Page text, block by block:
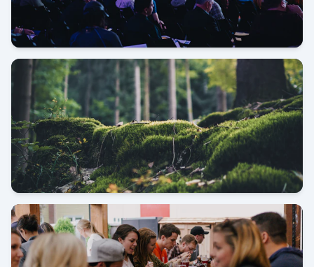
Pameran JIExpo Kemayoran
Kunjungan Kerja Shantou China